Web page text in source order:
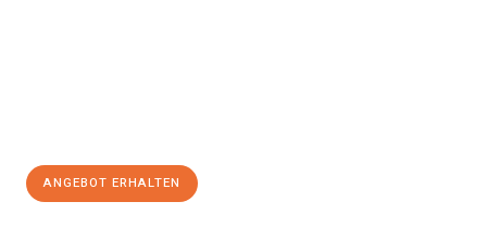
ANGEBOT ERHALTEN